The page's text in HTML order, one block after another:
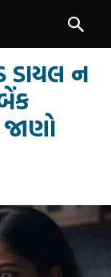
ડાયલ ન